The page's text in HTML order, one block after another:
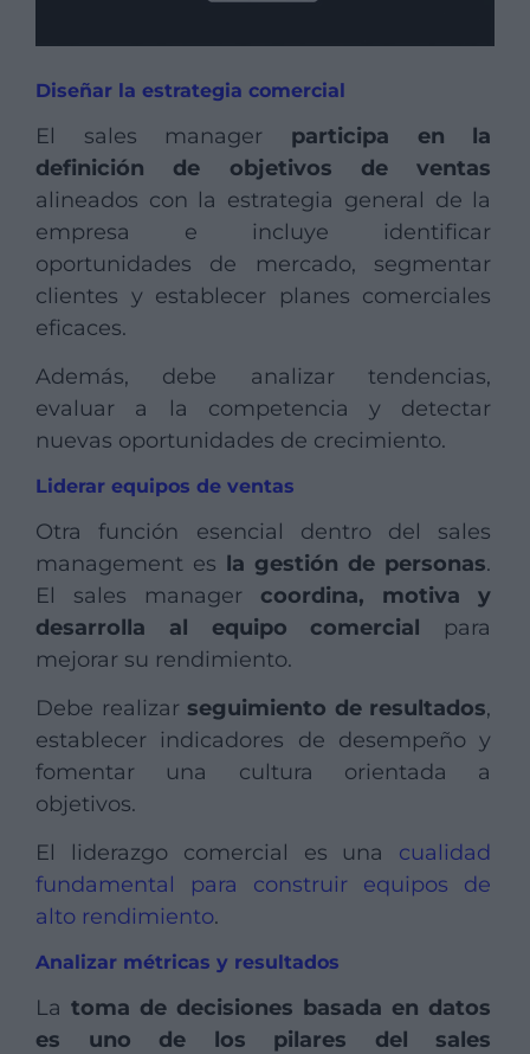
Diseñar la estrategia comercial
El sales manager participa en la
definición de objetivos de ventas
alineados con la estrategia general de la
empresa e incluye identificar
oportunidades de mercado, segmentar
clientes y establecer planes comerciales
eficaces.
Además, debe analizar tendencias,
evaluar a la competencia y detectar
nuevas oportunidades de crecimiento.
Liderar equipos de ventas
Otra función esencial dentro del sales
management es la gestión de personas.
El sales manager coordina, motiva y
desarrolla al equipo comercial para
mejorar su rendimiento.
Debe realizar seguimiento de resultados,
establecer indicadores de desempeño y
fomentar una cultura orientada a
objetivos.
El liderazgo comercial es una cualidad
fundamental para construir equipos de
alto rendimiento.
Analizar métricas y resultados
Latoma de decisiones basada en datos
es uno de los pilares del sales